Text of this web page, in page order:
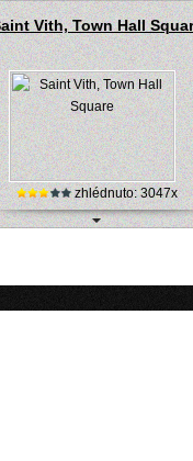
Vith, Town Hall
zhlédnuto: 3047x